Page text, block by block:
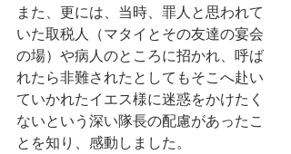
また、更には、当時、罪人と思われて
いた取税人（マタイとその友達の宴会
の場）や病人のところに招かれ、呼ば
れたら非難されたとしてもそこへ赴い
ていかれたイエス様に迷惑をかけたく
ないという深い隊長の配慮があったこ
とを知り、感動しました。